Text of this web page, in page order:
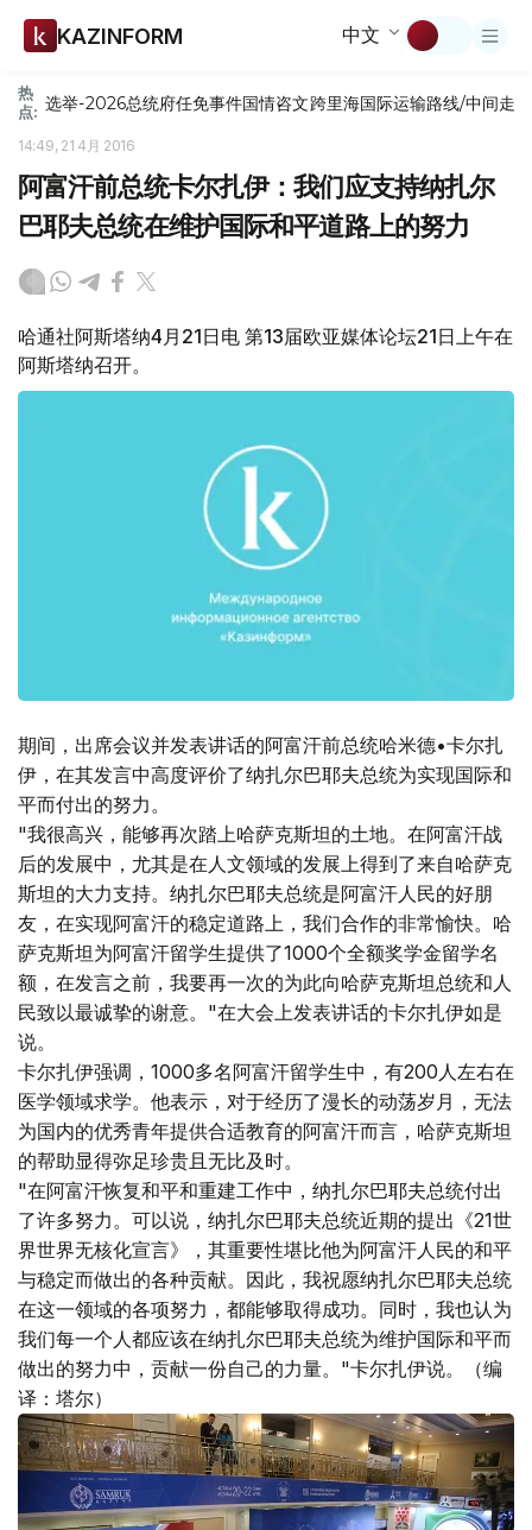
KAZINFORM 中文
热
点: 选举-2026总统府任免事件国情咨文跨里海国际运输路线/中间走廊
14:49, 21 4月 2016
阿富汗前总统卡尔扎伊：我们应支持纳扎尔
巴耶夫总统在维护国际和平道路上的努力
哈通社阿斯塔纳4月21日电 第13届欧亚媒体论坛21日上午在
阿斯塔纳召开。
期间，出席会议并发表讲话的阿富汗前总统哈米德•卡尔扎
伊，在其发言中高度评价了纳扎尔巴耶夫总统为实现国际和
平而付出的努力。
"我很高兴，能够再次踏上哈萨克斯坦的土地。在阿富汗战
后的发展中，尤其是在人文领域的发展上得到了来自哈萨克
斯坦的大力支持。纳扎尔巴耶夫总统是阿富汗人民的好朋
友，在实现阿富汗的稳定道路上，我们合作的非常愉快。哈
萨克斯坦为阿富汗留学生提供了1000个全额奖学金留学名
额，在发言之前，我要再一次的为此向哈萨克斯坦总统和人
民致以最诚挚的谢意。"在大会上发表讲话的卡尔扎伊如是
说。
卡尔扎伊强调，1000多名阿富汗留学生中，有200人左右在
医学领域求学。他表示，对于经历了漫长的动荡岁月，无法
为国内的优秀青年提供合适教育的阿富汗而言，哈萨克斯坦
的帮助显得弥足珍贵且无比及时。
"在阿富汗恢复和平和重建工作中，纳扎尔巴耶夫总统付出
了许多努力。可以说，纳扎尔巴耶夫总统近期的提出《21世
界世界无核化宣言》，其重要性堪比他为阿富汗人民的和平
与稳定而做出的各种贡献。因此，我祝愿纳扎尔巴耶夫总统
在这一领域的各项努力，都能够取得成功。同时，我也认为
我们每一个人都应该在纳扎尔巴耶夫总统为维护国际和平而
做出的努力中，贡献一份自己的力量。"卡尔扎伊说。（编
译：塔尔）